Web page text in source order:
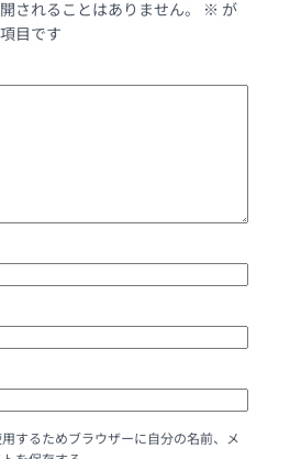
されることはありません。 ※ が
目です
するためブラウザーに自分の名前、メ